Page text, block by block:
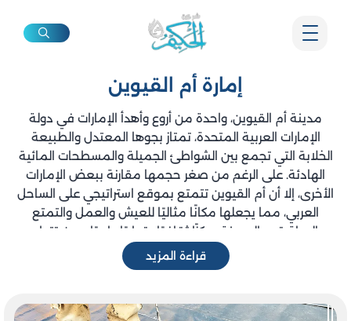
إمارة أم القيوين
مدينة أم القيوين، واحدة من أروع وأهدأ الإمارات في دولة
الإمارات العربية المتحدة، تمتاز بجوها المعتدل والطبيعة
الخلابة التي تجمع بين الشواطئ الجميلة والمسطحات المائية
الهادئة. على الرغم من صغر حجمها مقارنة ببعض الإمارات
الأخرى، إلا أن أم القيوين تتمتع بموقع استراتيجي على الساحل
العربي، مما يجعلها مكانًا مثاليًا للعيش والعمل والتمتع
بالحياة. تعد المدينة مركزًا ثقافيًا وتجاريًا واعدًا، حيث تتطور
بشكل مستمر في مجالات السياحة والتجارة والعقارات.
خدمات مقاولات متميزة وجودة لا
تضاهى في أم القيوين
قراءة المزيد